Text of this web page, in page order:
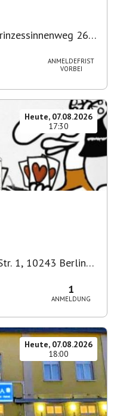
260,
ANMELDEFRIST
VORBEI
Heute, 07.08.2026
17:30
1, 10243 Berlin-
1
ANMELDUNG
Heute, 07.08.2026
18:00